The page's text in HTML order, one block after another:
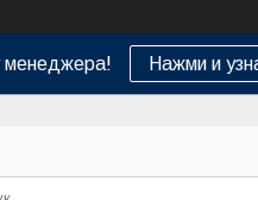
менеджера! Нажми и